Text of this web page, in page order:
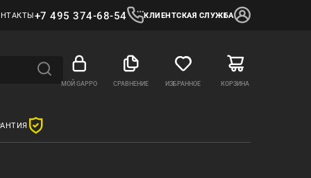
+7 495 374-68-54 КЛИЕНТСКАЯ СЛУЖБА
МОЙ GAPPO СРАВНЕНИЕ ИЗБРАННОЕ КОРЗИНА